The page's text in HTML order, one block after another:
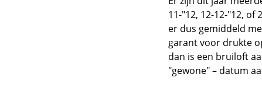
11-"12, 12-12-"12,
er dus gemiddeld
garant voor drukte
dan is een bruiloft
"gewone" – datum